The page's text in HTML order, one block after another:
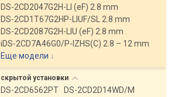
DS-2CD2047G2H-LI (eF) 2.8 mm
DS-2CD1T67G2HP-LIUF/SL 2.8 mm
DS-2CD2087G2H-LIU (eF) 2.8 mm
iDS-2CD7A46G0/P-IZHS(C) 2.8 – 12 mm
Еще модели ↓
скрытой установки
DS-2CD6562PT
DS-2CD2D14WD/M